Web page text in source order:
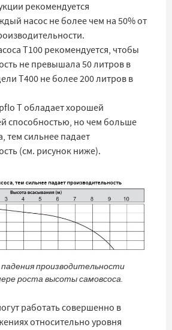
рекомендуется
насос не более чем на 50% от
T100 рекомендуется, чтобы
не превышала 50 литров в
T400 не более 200 литров в
T обладает хорошей
способностью, но чем больше
тем сильнее падает
(см. рисунок ниже).
падения производительности
роста высоты самовсоса.
работать совершенно в
относительно уровня